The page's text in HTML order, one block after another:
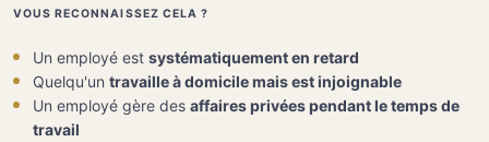
VOUS RECONNAISSEZ CELA ?
Un employé estsystématiquement en retard
Quelqu'untravaille à domicile mais est injoignable
Un employé gère desaffaires privées pendant le temps de
travail